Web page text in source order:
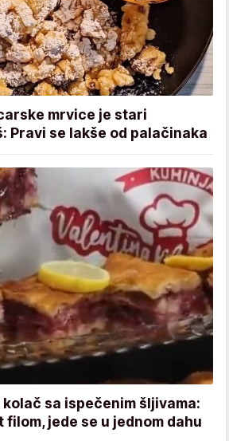
mrvice je stari
Pravi se lakše od palačinaka
sa ispečenim šljivama:
jede se u jednom dahu